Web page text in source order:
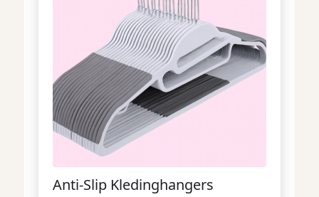
Anti-Slip Kledinghangers